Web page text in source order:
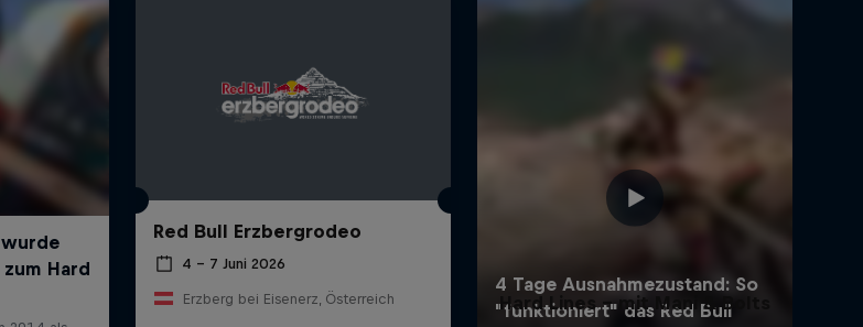
Red Bull Erzbergrodeo
4 – 7 Juni 2026
Erzberg bei Eisenerz, Österreich Hard Lines – mit Mani & Bolts